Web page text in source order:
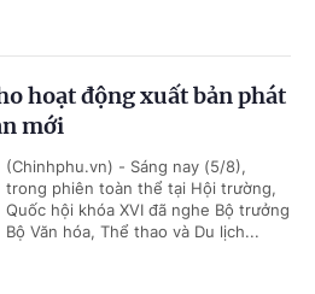
hoạt động xuất bản phát
mới
(Chinhphu.vn) - Sáng nay (5/8),
trong phiên toàn thể tại Hội trường,
Quốc hội khóa XVI đã nghe Bộ trưởng
Bộ Văn hóa, Thể thao và Du lịch...